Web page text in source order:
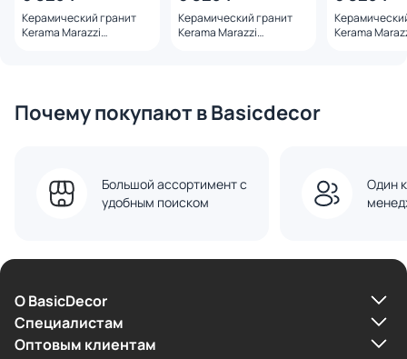
Керамический гранит
Kerama Marazzi
Керамический гранит
Kerama Marazzi
Kerama
Почему покупают в Basicdecor
Большой ассортимент с
удобным поиском
Один
О BasicDecor
Cпециалистам
Оптовым клиентам